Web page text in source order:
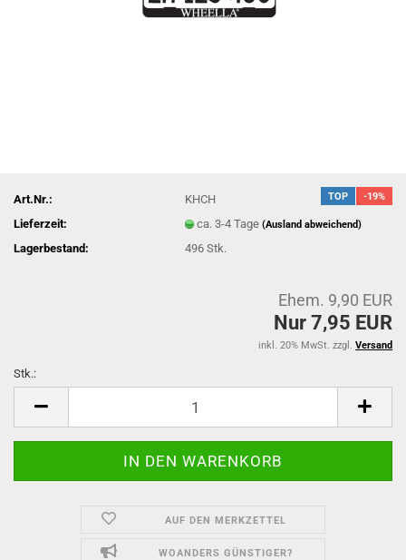
TOP -19%
Art.Nr.:
KHCH
Lieferzeit:
ca. 3-4 Tage(Ausland abweichend)
Lagerbestand: 496Stk.
Ehem. 9,90 EUR
Nur 7,95 EUR
inkl. 20% MwSt. zzgl. Versand
Stk.:
AUF DEN MERKZETTEL
WOANDERS GÜNSTIGER?